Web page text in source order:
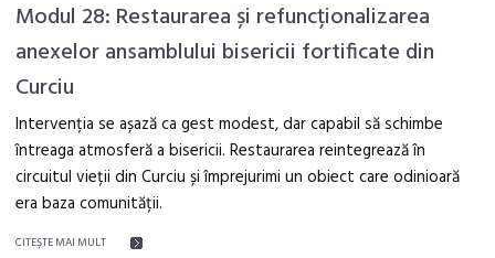
Modul 28: Restaurarea și refuncționalizarea
anexelor ansamblului bisericii fortificate din
Curciu
Intervenția se așază ca gest modest, dar capabil să schimbe
întreaga atmosferă a bisericii. Restaurarea reintegrează în
circuitul vieții din Curciu și împrejurimi un obiect care odinioară
era baza comunității.
CITEŞTE MAI MULT